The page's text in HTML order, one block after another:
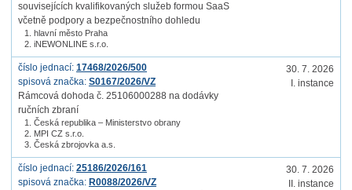
souvisejících kvalifikovaných služeb formou SaaS
včetně podpory a bezpečnostního dohledu
hlavní město Praha
iNEWONLINE s.r.o.
číslo jednací: 17468/2026/500
spisová značka: S0167/2026/VZ
Rámcová dohoda č. 25106000288 na dodávky
ručních zbraní
Česká republika – Ministerstvo obrany
MPI CZ s.r.o.
Česká zbrojovka a.s.
30. 7. 2026
I. instance
číslo jednací: 25186/2026/161
spisová značka: R0088/2026/VZ
30. 7. 2026
II. instance